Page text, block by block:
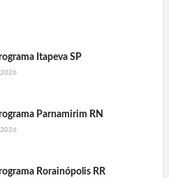
Itapeva SP
Parnamirim RN
Rorainópolis RR